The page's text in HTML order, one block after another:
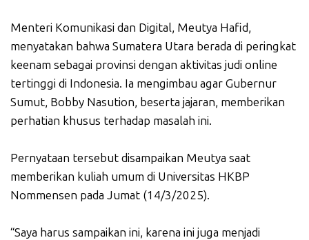
Menteri Komunikasi dan Digital, Meutya Hafid,
menyatakan bahwa Sumatera Utara berada di peringkat
keenam sebagai provinsi dengan aktivitas judi online
tertinggi di Indonesia. Ia mengimbau agar Gubernur
Sumut, Bobby Nasution, beserta jajaran, memberikan
perhatian khusus terhadap masalah ini.
Pernyataan tersebut disampaikan Meutya saat
memberikan kuliah umum di Universitas HKBP
Nommensen pada Jumat (14/3/2025).
“Saya harus sampaikan ini, karena ini juga menjadi